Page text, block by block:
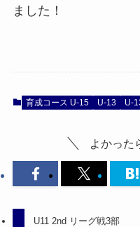
ました！
育成コース U-15 U-13 U-
よかった
U11 2nd リーグ戦3部